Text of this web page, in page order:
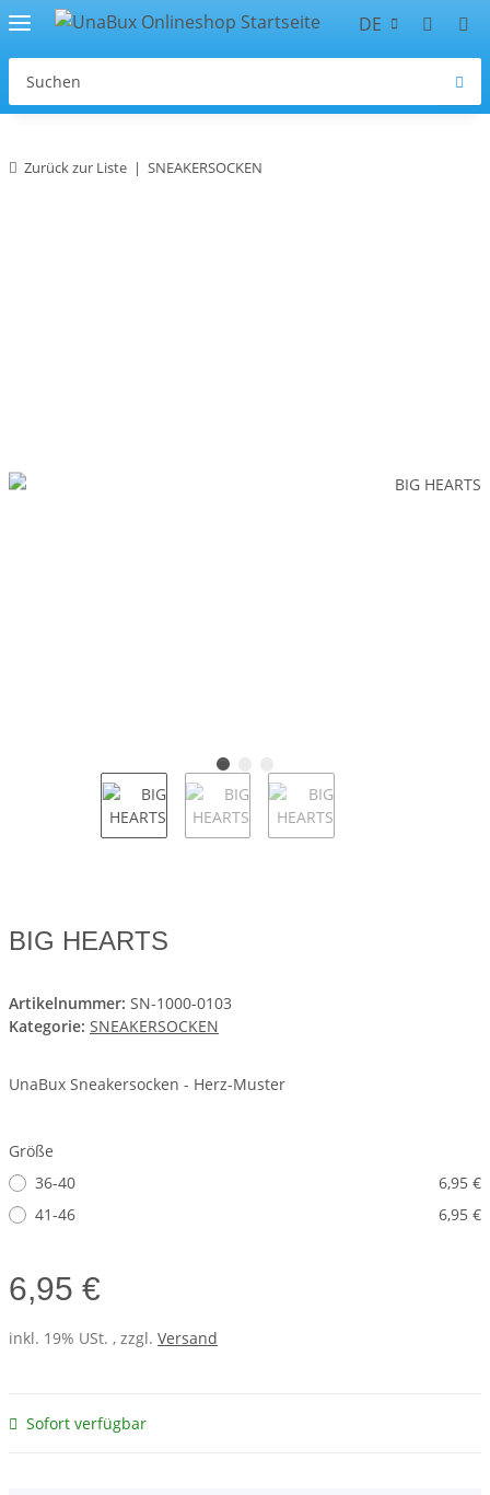
DE
Zurück zur Liste SNEAKERSOCKEN
BIG HEARTS
Artikelnummer: SN-1000-0103
Kategorie: SNEAKERSOCKEN
UnaBux Sneakersocken - Herz-Muster
Größe
36-40
6,95 €
41-46
6,95 €
6,95 €
inkl. 19% USt. , zzgl. Versand
Sofort verfügbar